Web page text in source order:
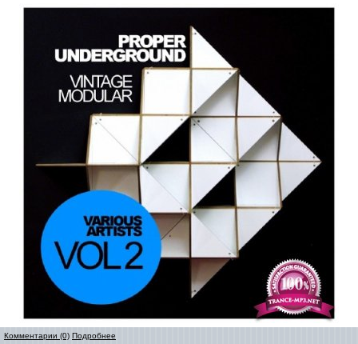
Комментарии (0) Подробнее